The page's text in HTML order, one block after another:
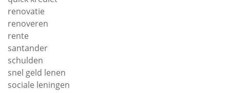
renovatie
renoveren
rente
santander
schulden
snel geld lenen
sociale leningen